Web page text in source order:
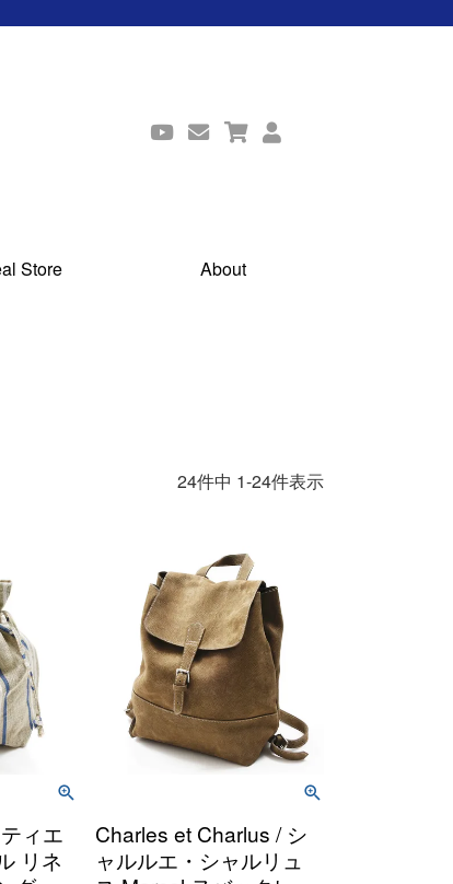
Store About
24件中 1-24件表示
ィエ
リネ
Charles et Charlus / シ
ャルルエ・シャルリュ